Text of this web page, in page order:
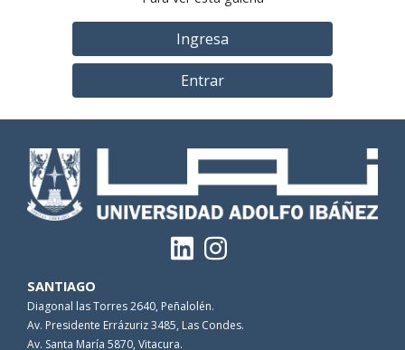
Ingresa
Entrar
SANTIAGO
Diagonal las Torres 2640, Peñalolén.
Av. Presidente Errázuriz 3485, Las Condes.
Av. Santa María 5870, Vitacura.